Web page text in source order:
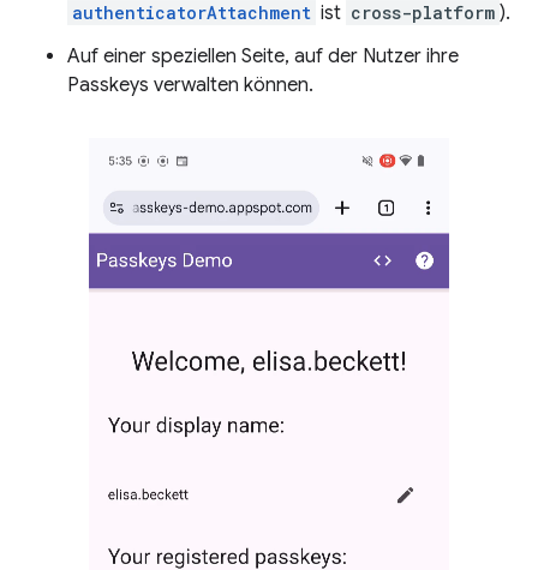
authenticatorAttachment ist cross-platform ).
Auf einer speziellen Seite, auf der Nutzer ihre
Passkeys verwalten können.